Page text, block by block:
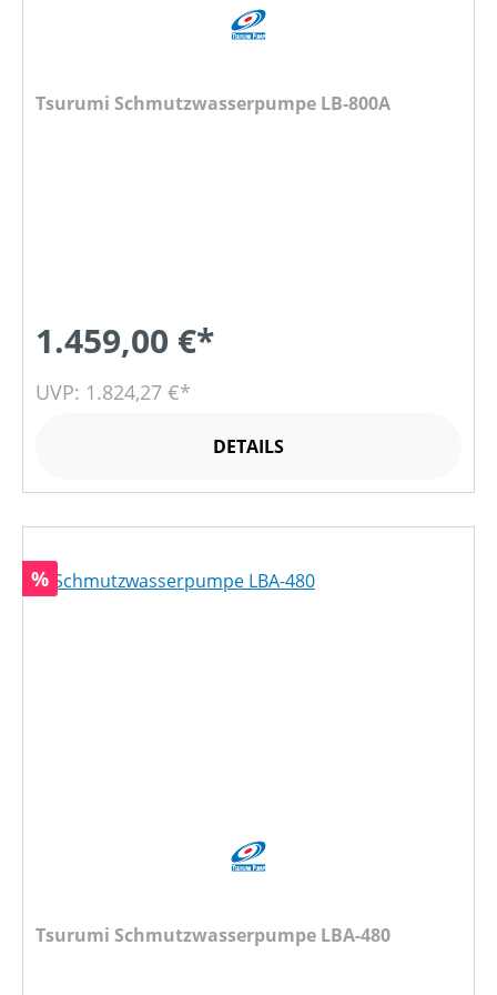
Tsurumi Schmutzwasserpumpe LB-800A
1.459,00 €*
UVP: 1.824,27 €*
DETAILS
Rabatt
%
Tsurumi Schmutzwasserpumpe LBA-480